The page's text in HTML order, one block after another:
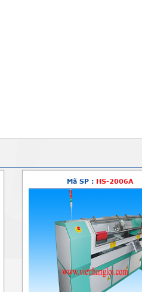
Mã SP : HS-2006A